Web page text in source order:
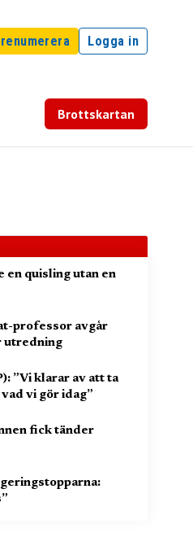
Logga in
Brottskartan
en quisling utan en
professor avgår
utredning
”Vi klarar av att ta
vi gör idag”
fick tänder